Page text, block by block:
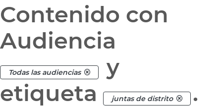
Contenido con
Audiencia
Todas las audiencias
y
etiqueta
juntas de distrito .